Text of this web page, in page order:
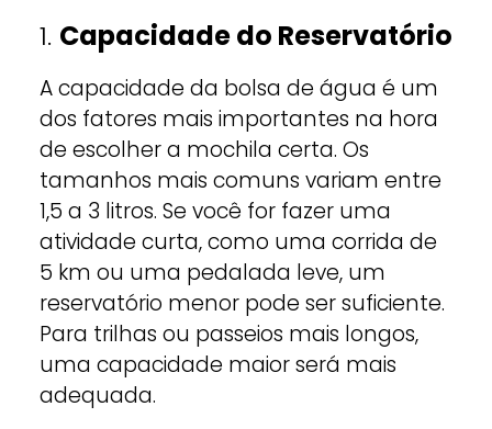
1. Capacidade do Reservatório
A capacidade da bolsa de água é um
dos fatores mais importantes na hora
de escolher a mochila certa. Os
tamanhos mais comuns variam entre
1,5 a 3 litros. Se você for fazer uma
atividade curta, como uma corrida de
5 km ou uma pedalada leve, um
reservatório menor pode ser suficiente.
Para trilhas ou passeios mais longos,
uma capacidade maior será mais
adequada.